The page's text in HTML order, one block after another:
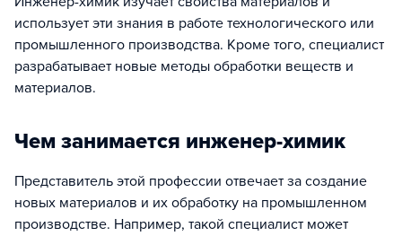
использует эти знания в работе технологического или
промышленного производства. Кроме того, специалист
разрабатывает новые методы обработки веществ и
материалов.
Чем занимается инженер-химик
Представитель этой профессии отвечает за создание
новых материалов и их обработку на промышленном
производстве. Например, такой специалист может